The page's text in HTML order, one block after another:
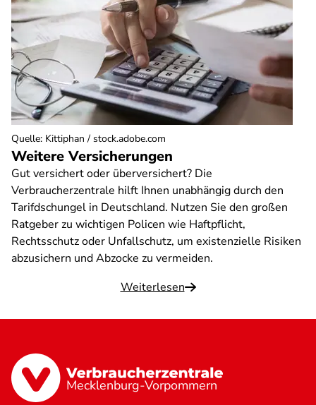
Weitere Versicherungen
Gut versichert oder überversichert? Die
Verbraucherzentrale hilft Ihnen unabhängig durch den
Tarifdschungel in Deutschland. Nutzen Sie den großen
Ratgeber zu wichtigen Policen wie Haftpflicht,
Rechtsschutz oder Unfallschutz, um existenzielle Risiken
abzusichern und Abzocke zu vermeiden.
Weiterlesen
Quelle: Kittiphan / stock.adobe.com
Mecklenburg-Vorpommern